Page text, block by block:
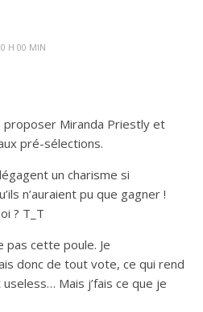
H 00 MIN
proposer Miranda Priestly et
pré-sélections.
un charisme si
n’auraient pu que gagner !
? T_T
pas cette poule. Je
donc de tout vote, ce qui rend
Mais j’fais ce que je